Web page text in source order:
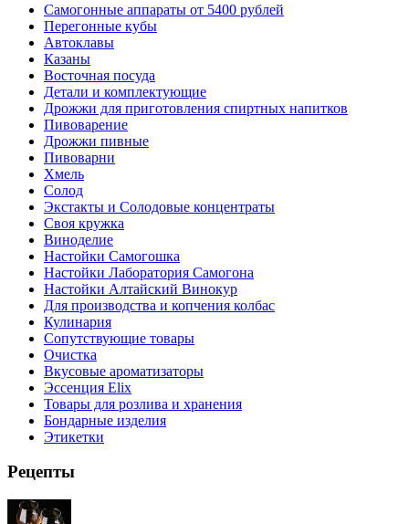
Самогонные аппараты от 5400 рублей
Перегонные кубы
Автоклавы
Казаны
Восточная посуда
Детали и комплектующие
Дрожжи для приготовления спиртных напитков
Пивоварение
Дрожжи пивные
Пивоварни
Хмель
Солод
Экстакты и Солодовые концентраты
Своя кружка
Виноделие
Настойки Самогошка
Настойки Лаборатория Самогона
Настойки Алтайский Винокур
Для производства и копчения колбас
Кулинария
Сопутствующие товары
Очистка
Вкусовые ароматизаторы
Эссенция Elix
Товары для розлива и хранения
Бондарные изделия
Этикетки
Рецепты